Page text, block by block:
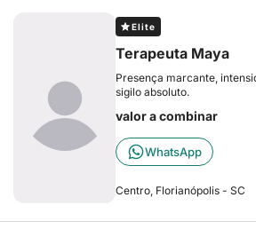
Elite
Terapeuta Maya
Presença marcante,
sigilo absoluto.
valor a combinar
WhatsApp
Centro, Florianópolis - SC